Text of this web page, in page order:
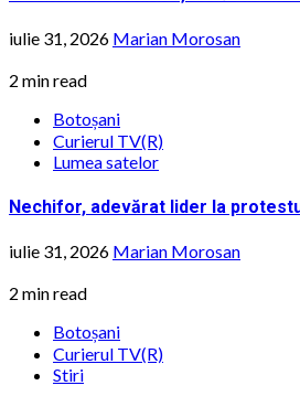
iulie 31, 2026 Marian Morosan
2 min read
Botoșani
Curierul TV(R)
Lumea satelor
Nechifor, adevărat lider la
iulie 31, 2026 Marian Morosan
2 min read
Botoșani
Curierul TV(R)
Stiri